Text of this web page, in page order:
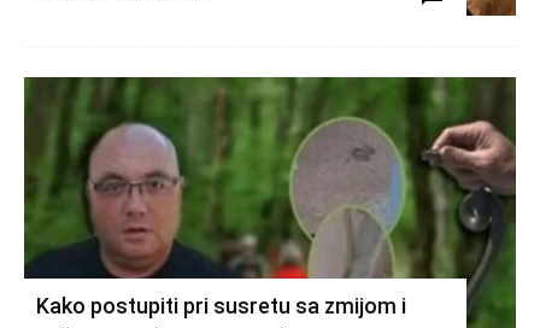
Kako postupiti pri susretu sa zmijom i